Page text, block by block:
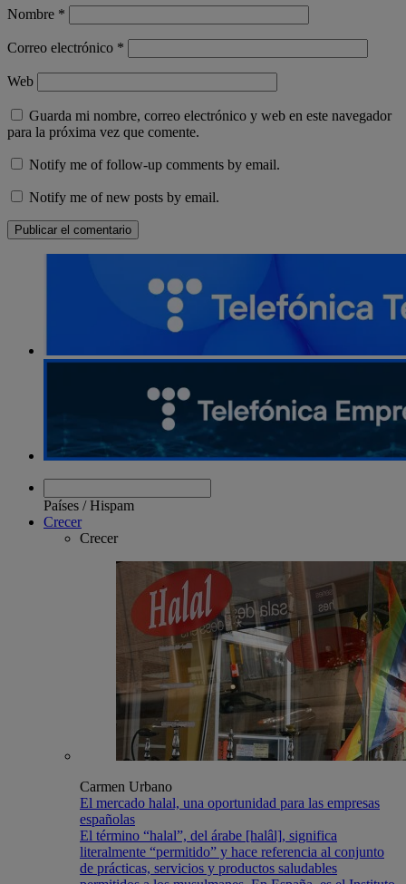
Nombre *
Correo electrónico *
Web
Guarda mi nombre, correo electrónico y web en este navegador
para la próxima vez que comente.
Notify me of follow-up comments by email.
Notify me of new posts by email.
Países /Hispam
Crecer
Crecer
Carmen Urbano
El mercado halal, una oportunidad para las empresas
españolas
El término “halal”, del árabe [halâl], significa
literalmente “permitido” y hace referencia al conjunto
de prácticas, servicios y productos saludables